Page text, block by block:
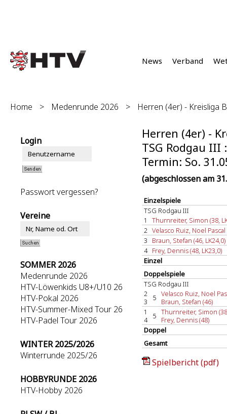
News Verband
Home > Medenrunde 2026 > Herren (4er) - Kreisliga
Login
Passwort vergessen?
Vereine
SOMMER 2026
Medenrunde 2026
HTV-Löwenkids U8+/U10 26
HTV-Pokal 2026
HTV-Summer-Mixed Tour 26
HTV-Padel Tour 2026
WINTER 2025/2026
Winterrunde 2025/26
HOBBYRUNDE 2026
HTV-Hobby 2026
Herren (4er) -
TSG Rodgau III
Termin: So.
(abgeschlossen am
Einzelspiele
TSG Rodgau III
1
Thurnreiter, Simon (38,
2 Velasco Ruiz, Noel Pascal
3
Braun, Stefan (46, LK24,0)
4 Frey, Dennis (48, LK23,0)
Einzel
Doppelspiele
TSG Rodgau III
2
3
5 Velasco Ruiz, Noel
Braun, Stefan (46)
1
4
5 Thurnreiter, Simon
Frey, Dennis (48)
Doppel
Gesamt
Spielbericht (pdf)